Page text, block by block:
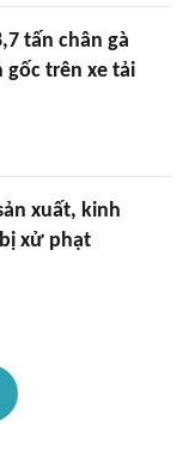
tấn chân gà
gốc trên xe tải
xuất, kinh
xử phạt